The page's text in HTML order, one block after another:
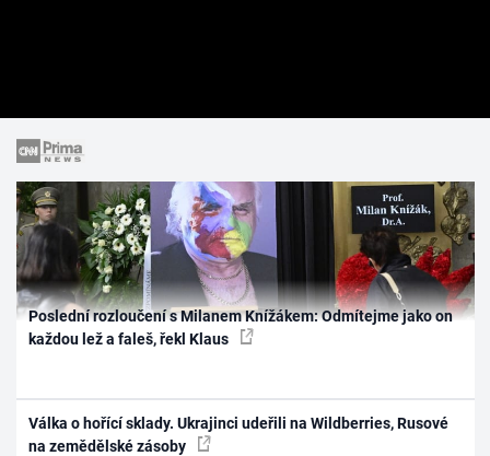
Poslední rozloučení s Milanem Knížákem: Odmítejme jako on
každou lež a faleš, řekl Klaus
Válka o hořící sklady. Ukrajinci udeřili na Wildberries, Rusové
na zemědělské zásoby